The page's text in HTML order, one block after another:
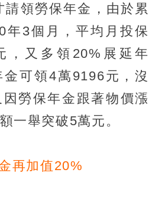
領勞保年金，由於累
年3個月，平均月投保
，又多領20%展延年
可領4萬9196元，沒
勞保年金跟著物價漲
一舉突破5萬元。
再加值20%